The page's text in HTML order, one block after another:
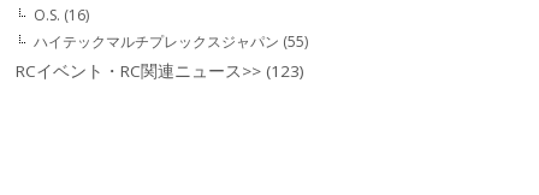
O.S. (16)
ハイテックマルチプレックスジャパン (55)
RCイベント・RC関連ニュース>> (123)